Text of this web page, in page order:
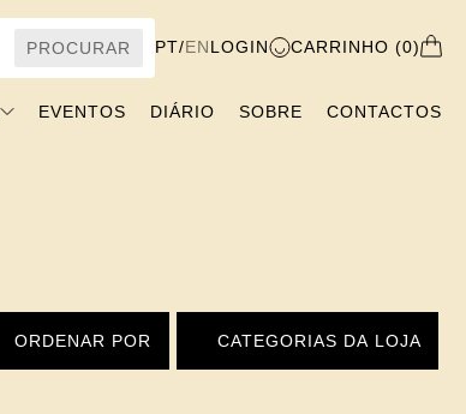
PROCURAR PT/ENLOGIN CARRINHO (0)
EVENTOS DIÁRIO SOBRE CONTACTOS
ORDENAR POR CATEGORIAS DA LOJA